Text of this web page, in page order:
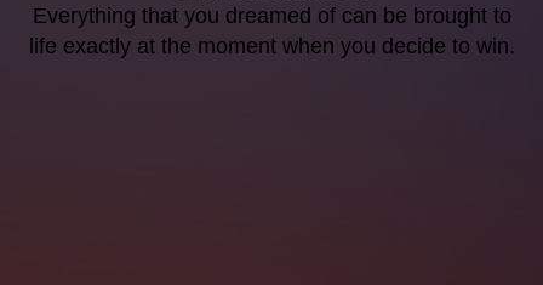
Everything that you dreamed of can be brought to
life exactly at the moment when you decide to win.